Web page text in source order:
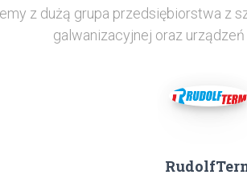
z dużą grupa przedsiębiorstwa z
galwanizacyjnej oraz